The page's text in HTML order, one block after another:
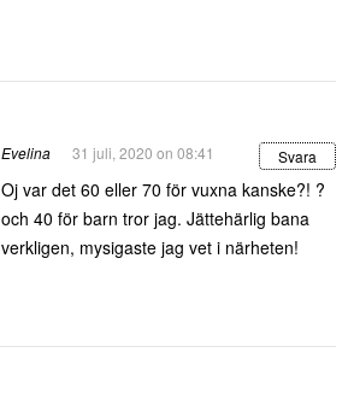
Evelina 31 juli, 2020 on 08:41 Svara
Oj var det 60 eller 70 för vuxna kanske?! ?
och 40 för barn tror jag. Jättehärlig bana
verkligen, mysigaste jag vet i närheten!